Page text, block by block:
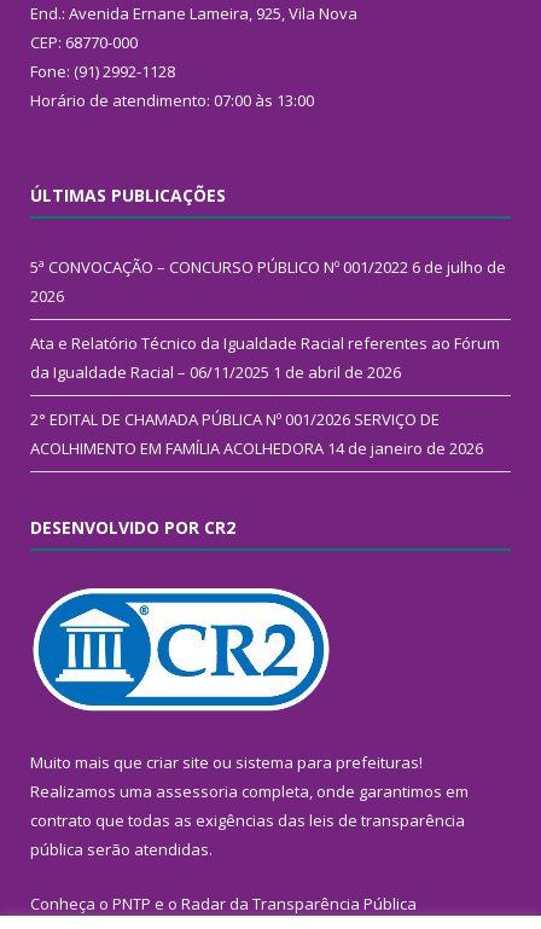
End.: Avenida Ernane Lameira, 925, Vila Nova
CEP: 68770-000
Fone: (91) 2992-1128
Horário de atendimento: 07:00 às 13:00
ÚLTIMAS PUBLICAÇÕES
5ª CONVOCAÇÃO – CONCURSO PÚBLICO Nº 001/2022 6 de julho de
2026
Ata e Relatório Técnico da Igualdade Racial referentes ao Fórum
da Igualdade Racial – 06/11/2025 1 de abril de 2026
2° EDITAL DE CHAMADA PÚBLICA Nº 001/2026 SERVIÇO DE
ACOLHIMENTO EM FAMÍLIA ACOLHEDORA 14 de janeiro de 2026
DESENVOLVIDO POR CR2
Muito mais que criar site ou sistema para prefeituras!
Realizamos uma assessoria completa, onde garantimos em
contrato que todas as exigências das leis de transparência
pública serão atendidas.
Conheça o PNTP e o Radar da Transparência Pública